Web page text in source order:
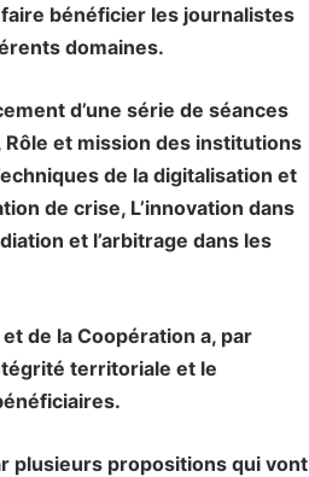
bénéficier les journalistes
domaines.
d’une série de séances
et mission des institutions
de la digitalisation et
de crise, L’innovation dans
et l’arbitrage dans les
de la Coopération a, par
territoriale et le
plusieurs propositions qui vont